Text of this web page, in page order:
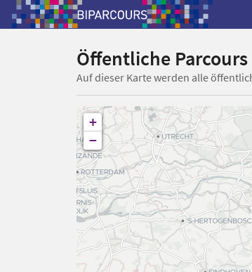
Öffentliche Parcours
Auf dieser Karte werden alle
+
−